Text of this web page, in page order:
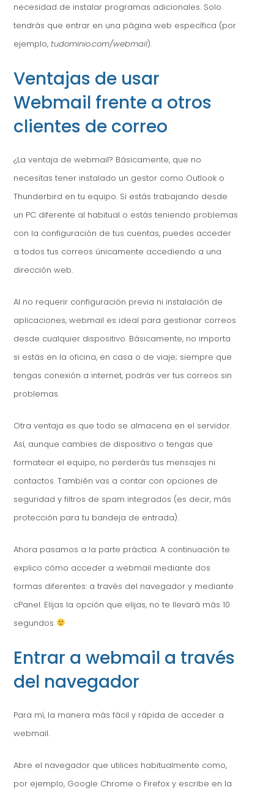
necesidad de instalar programas adicionales. Solo
tendrás que entrar en una página web específica (por
ejemplo, tudominio.com/webmail).
Ventajas de usar
Webmail frente a otros
clientes de correo
¿La ventaja de webmail? Básicamente, que no
necesitas tener instalado un gestor como Outlook o
Thunderbird en tu equipo. Si estás trabajando desde
un PC diferente al habitual o estás teniendo problemas
con la configuración de tus cuentas, puedes acceder
a todos tus correos únicamente accediendo a una
dirección web.
Al no requerir configuración previa ni instalación de
aplicaciones, webmail es ideal para gestionar correos
desde cualquier dispositivo. Básicamente, no importa
si estás en la oficina, en casa o de viaje; siempre que
tengas conexión a internet, podrás ver tus correos sin
problemas.
Otra ventaja es que todo se almacena en el servidor.
Así, aunque cambies de dispositivo o tengas que
formatear el equipo, no perderás tus mensajes ni
contactos. También vas a contar con opciones de
seguridad y filtros de spam integrados (es decir, más
protección para tu bandeja de entrada).
Ahora pasamos a la parte práctica. A continuación te
explico cómo acceder a webmail mediante dos
formas diferentes: a través del navegador y mediante
cPanel. Elijas la opción que elijas, no te llevará más 10
segundos
Entrar a webmail a través
del navegador
Para mí, la manera más fácil y rápida de acceder a
webmail.
Abre el navegador que utilices habitualmente como,
por ejemplo, Google Chrome o Firefox y escribe en la